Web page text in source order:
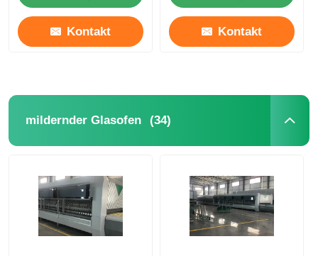
Kontakt Kontakt
mildernder Glasofen (34)